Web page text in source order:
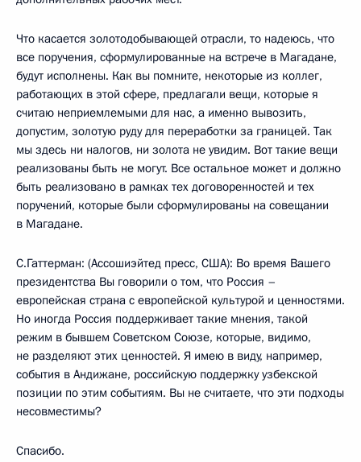
Что касается золотодобывающей отрасли, то надеюсь, что
все поручения, сформулированные на встрече в Магадане,
будут исполнены. Как вы помните, некоторые из коллег,
работающих в этой сфере, предлагали вещи, которые я
считаю неприемлемыми для нас, а именно вывозить,
допустим, золотую руду для переработки за границей. Так
мы здесь ни налогов, ни золота не увидим. Вот такие вещи
реализованы быть не могут. Все остальное может и должно
быть реализовано в рамках тех договоренностей и тех
поручений, которые были сформулированы на совещании
в Магадане.
С.Гаттерман: (Ассошиэйтед пресс, США): Во время Вашего
президентства Вы говорили о том, что Россия –
европейская страна с европейской культурой и ценностями.
Но иногда Россия поддерживает такие мнения, такой
режим в бывшем Советском Союзе, которые, видимо,
не разделяют этих ценностей. Я имею в виду, например,
события в Андижане, российскую поддержку узбекской
позиции по этим событиям. Вы не считаете, что эти подходы
несовместимы?
Спасибо.